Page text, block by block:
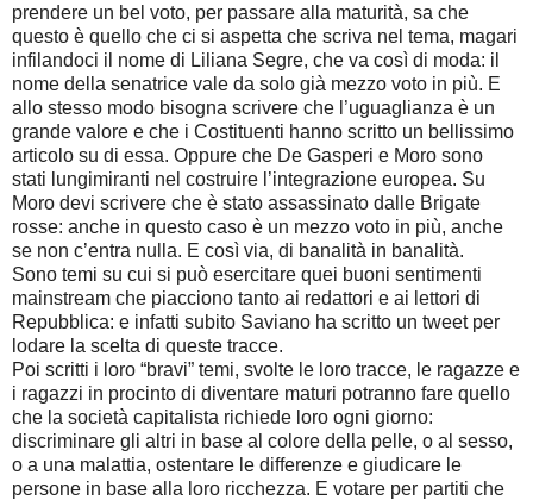
prendere un bel voto, per passare alla maturità, sa che
questo è quello che ci si aspetta che scriva nel tema, magari
infilandoci il nome di Liliana Segre, che va così di moda: il
nome della senatrice vale da solo già mezzo voto in più. E
allo stesso modo bisogna scrivere che l’uguaglianza è un
grande valore e che i Costituenti hanno scritto un bellissimo
articolo su di essa. Oppure che De Gasperi e Moro sono
stati lungimiranti nel costruire l’integrazione europea. Su
Moro devi scrivere che è stato assassinato dalle Brigate
rosse: anche in questo caso è un mezzo voto in più, anche
se non c’entra nulla. E così via, di banalità in banalità.
Sono temi su cui si può esercitare quei buoni sentimenti
mainstream che piacciono tanto ai redattori e ai lettori di
Repubblica: e infatti subito Saviano ha scritto un tweet per
lodare la scelta di queste tracce.
Poi scritti i loro “bravi” temi, svolte le loro tracce, le ragazze e
i ragazzi in procinto di diventare maturi potranno fare quello
che la società capitalista richiede loro ogni giorno:
discriminare gli altri in base al colore della pelle, o al sesso,
o a una malattia, ostentare le differenze e giudicare le
persone in base alla loro ricchezza. E votare per partiti che